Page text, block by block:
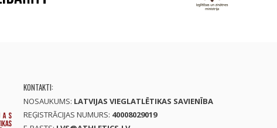
KONTAKTI:
NOSAUKUMS: LATVIJAS VIEGLATLĒTIKAS SAVIENĪBA
REĢISTRĀCIJAS NUMURS: 40008029019